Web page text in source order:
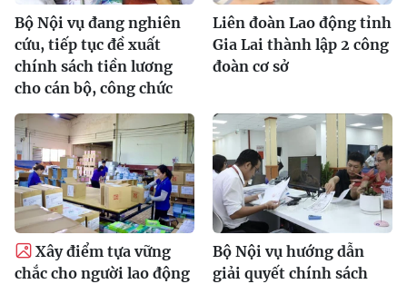
Bộ Nội vụ đang nghiên
cứu, tiếp tục đề xuất
chính sách tiền lương
cho cán bộ, công chức
Liên đoàn Lao động tỉnh
Gia Lai thành lập 2 công
đoàn cơ sở
Xây điểm tựa vững
chắc cho người lao động
Bộ Nội vụ hướng dẫn
giải quyết chính sách